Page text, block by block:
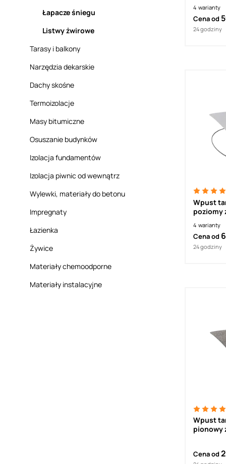
Łapacze śniegu
Listwy żwirowe
Tarasy i balkony
Narzędzia dekarskie
Dachy skośne
Termoizolacje
Masy bitumiczne
Osuszanie budynków
Izolacja fundamentów
Izolacja piwnic od wewnątrz
Wylewki, materiały do betonu
Impregnaty
Łazienka
Żywice
Materiały chemoodporne
Materiały instalacyjne
4 warianty
Cena od
24 godziny
Wpust
poziomy
4 warianty
Cena od
24 godziny
Wpust tarasowy
pionowy
Cena od